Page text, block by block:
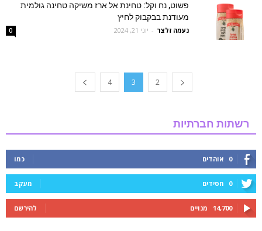
פשוט, נח וקל: טחינת אל ארז משיקה טחינה גולמית
מעודנת בבקבוק לחיץ
נעמה זלצר - יוני 21, 2024 0
2
3
4
רשתות חברתיות
0 אוהדים כמו
0 חסידים מעקב
14,700 מנויים להירשם